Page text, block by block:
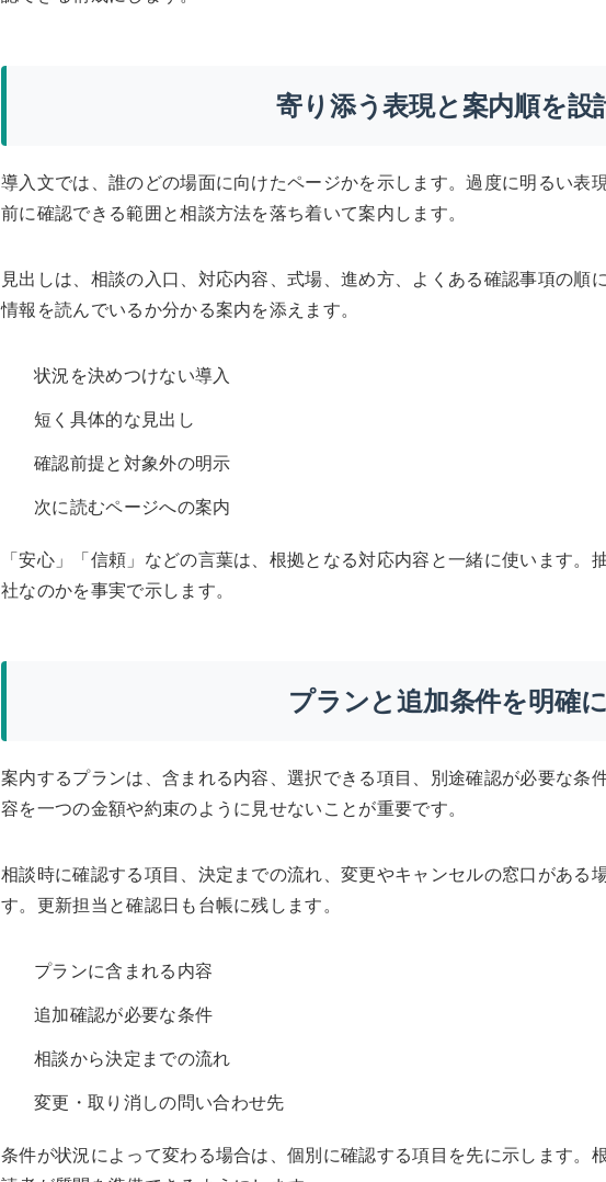
寄り添う表現と案内順を設
導入文では、誰のどの場面に向けたページかを示します。過度に明るい表
前に確認できる範囲と相談方法を落ち着いて案内します。
見出しは、相談の入口、対応内容、式場、進め方、よくある確認事項の順
情報を読んでいるか分かる案内を添えます。
状況を決めつけない導入
短く具体的な見出し
確認前提と対象外の明示
次に読むページへの案内
「安心」「信頼」などの言葉は、根拠となる対応内容と一緒に使います。
社なのかを事実で示します。
プランと追加条件を明確
案内するプランは、含まれる内容、選択できる項目、別途確認が必要な条
容を一つの金額や約束のように見せないことが重要です。
相談時に確認する項目、決定までの流れ、変更やキャンセルの窓口がある
す。更新担当と確認日も台帳に残します。
プランに含まれる内容
追加確認が必要な条件
相談から決定までの流れ
変更・取り消しの問い合わせ先
条件が状況によって変わる場合は、個別に確認する項目を先に示します。